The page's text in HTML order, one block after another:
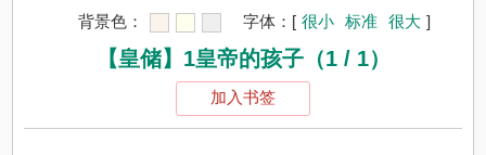
背景色： 字体： [ 很小 标准 很大 ]
【皇储】1皇帝的孩子（1 / 1）
加入书签